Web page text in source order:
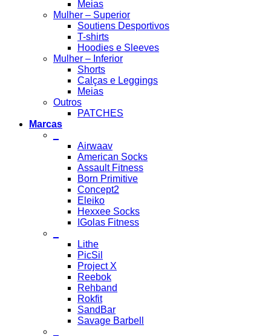
Meias
Mulher – Superior
Soutiens Desportivos
T-shirts
Hoodies e Sleeves
Mulher – Inferior
Shorts
Calças e Leggings
Meias
Outros
PATCHES
Marcas
Airwaav
American Socks
Assault Fitness
Born Primitive
Concept2
Eleiko
Hexxee Socks
IGolas Fitness
Lithe
PicSil
Project X
Reebok
Rehband
Rokfit
SandBar
Savage Barbell